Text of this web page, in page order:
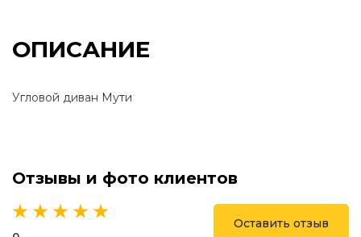
ОПИСАНИЕ
Угловой диван Мути
Отзывы и фото клиентов
Оставить отзыв